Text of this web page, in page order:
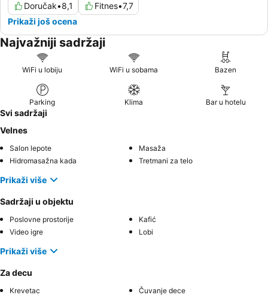
Doručak•8,1 Fitnes•7,7
Prikaži još ocena
Najvažniji sadržaji
WiFi u lobiju WiFi u sobama Bazen
Parking Klima Bar u hotelu
Svi sadržaji
Velnes
Salon lepote
Masaža
Hidromasažna kada
Tretmani za telo
Prikaži više
Sadržaji u objektu
Poslovne prostorije
Kafić
Video igre
Lobi
Prikaži više
Za decu
Krevetac
Čuvanje dece